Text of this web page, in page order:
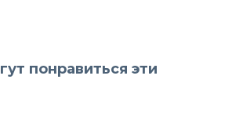
понравиться эти